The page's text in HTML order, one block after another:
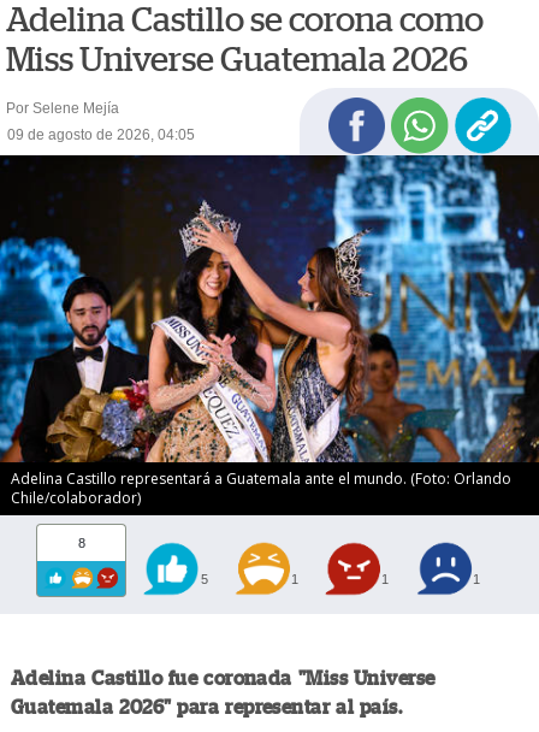
Adelina Castillo se corona como
Miss Universe Guatemala 2026
Por Selene Mejía
09 de agosto de 2026, 04:05
Adelina Castillo representará a Guatemala ante el mundo. (Foto: Orlando
Chile/colaborador)
8
5 1 1 1
Adelina Castillo fue coronada "Miss Universe
Guatemala 2026" para representar al país.